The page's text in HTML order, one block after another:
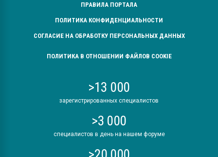
ПРАВИЛА ПОРТАЛА
ПОЛИТИКА КОНФИДЕНЦИАЛЬНОСТИ
СОГЛАСИЕ НА ОБРАБОТКУ ПЕРСОНАЛЬНЫХ ДАННЫХ
ПОЛИТИКА В ОТНОШЕНИИ ФАЙЛОВ COOKIE
>13 000
зарегистрированных специалистов
>3 000
специалистов в день на нашем форуме